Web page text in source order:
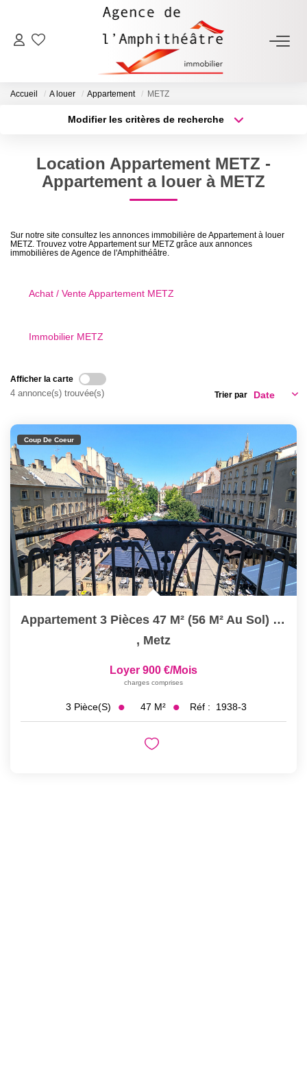
ACHETER
NOTRE AGENCE
Notre Équipe
Accueil A louer Appartement METZ
Modifier les critères de recherche
Sélectionnez...
Type de bien
Surface min
Créer une alerte
Location Appartement METZ -
Appartement a louer à METZ
Sur notre site consultez les annonces immobilière de Appartement à louer
METZ. Trouvez votre Appartement sur METZ grâce aux annonces
immobilières de Agence de l'Amphithéâtre.
Achat / Vente Appartement METZ
Immobilier METZ
Afficher la carte
4 annonce(s) trouvée(s) Trier par
Coup De Coeur
Appartement 3 Pièces 47 M² (56 M² Au Sol) À Louer À METZ...
, Metz
Loyer 900 €/mois
charges comprises
3 Pièce(s) 47 M² Réf : 1938-3